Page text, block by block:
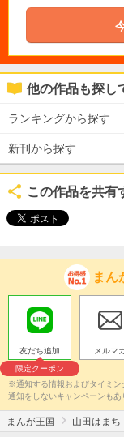
他の作品も探し
ランキングから探す
新刊から探す
この作品を共有
まん
友だち追加
限定クーポン
メルマ
※通知する情報およびタイミ
通知をしないキャンペーンもあ
まんが王国 山田はまち